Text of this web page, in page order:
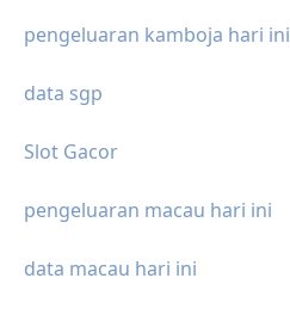
pengeluaran kamboja hari ini
data sgp
Slot Gacor
pengeluaran macau hari ini
data macau hari ini